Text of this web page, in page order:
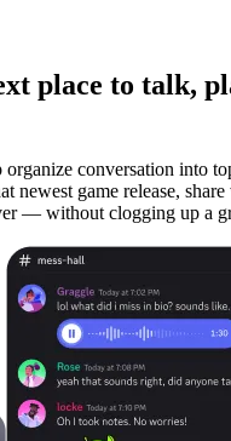
place to talk,
conversation into
newest game release,
— without clogging up a